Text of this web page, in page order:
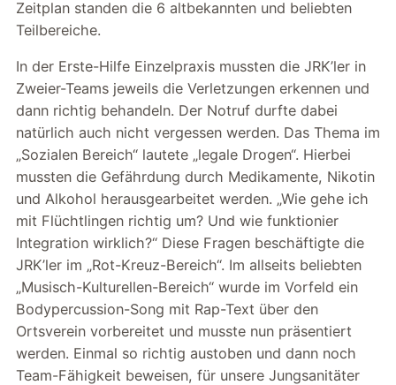
Zeitplan standen die 6 altbekannten und beliebten
Teilbereiche.
In der Erste-Hilfe Einzelpraxis mussten die JRK’ler in
Zweier-Teams jeweils die Verletzungen erkennen und
dann richtig behandeln. Der Notruf durfte dabei
natürlich auch nicht vergessen werden. Das Thema im
„Sozialen Bereich“ lautete „legale Drogen“. Hierbei
mussten die Gefährdung durch Medikamente, Nikotin
und Alkohol herausgearbeitet werden. „Wie gehe ich
mit Flüchtlingen richtig um? Und wie funktionier
Integration wirklich?“ Diese Fragen beschäftigte die
JRK’ler im „Rot-Kreuz-Bereich“. Im allseits beliebten
„Musisch-Kulturellen-Bereich“ wurde im Vorfeld ein
Bodypercussion-Song mit Rap-Text über den
Ortsverein vorbereitet und musste nun präsentiert
werden. Einmal so richtig austoben und dann noch
Team-Fähigkeit beweisen, für unsere Jungsanitäter